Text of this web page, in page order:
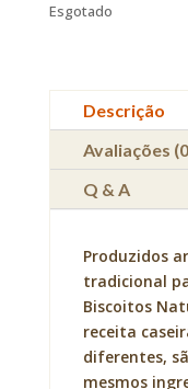
Esgotado
Descrição
Avaliações
Q & A
Produzidos
tradicional
Biscoitos
receita
diferentes,
mesmos